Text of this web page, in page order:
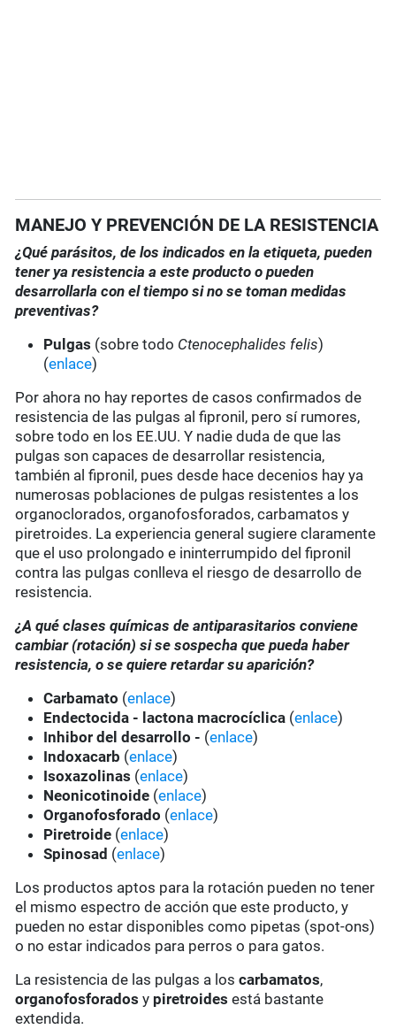
MANEJO Y PREVENCIÓN DE LA RESISTENCIA
¿Qué parásitos, de los indicados en la etiqueta, pueden
tener ya resistencia a este producto o pueden
desarrollarla con el tiempo si no se toman medidas
preventivas?
Pulgas (sobre todo Ctenocephalides felis)
(enlace)
Por ahora no hay reportes de casos confirmados de
resistencia de las pulgas al fipronil, pero sí rumores,
sobre todo en los EE.UU. Y nadie duda de que las
pulgas son capaces de desarrollar resistencia,
también al fipronil, pues desde hace decenios hay ya
numerosas poblaciones de pulgas resistentes a los
organoclorados, organofosforados, carbamatos y
piretroides. La experiencia general sugiere claramente
que el uso prolongado e ininterrumpido del fipronil
contra las pulgas conlleva el riesgo de desarrollo de
resistencia.
¿A qué clases químicas de antiparasitarios conviene
cambiar (rotación) si se sospecha que pueda haber
resistencia, o se quiere retardar su aparición?
Carbamato (enlace)
Endectocida - lactona macrocíclica (enlace)
Inhibor del desarrollo - (enlace)
Indoxacarb (enlace)
Isoxazolinas (enlace)
Neonicotinoide (enlace)
Organofosforado (enlace)
Piretroide (enlace)
Spinosad (enlace)
Los productos aptos para la rotación pueden no tener
el mismo espectro de acción que este producto, y
pueden no estar disponibles como pipetas (spot-ons)
o no estar indicados para perros o para gatos.
La resistencia de las pulgas a loscarbamatos,
organofosforados y piretroides está bastante
extendida.